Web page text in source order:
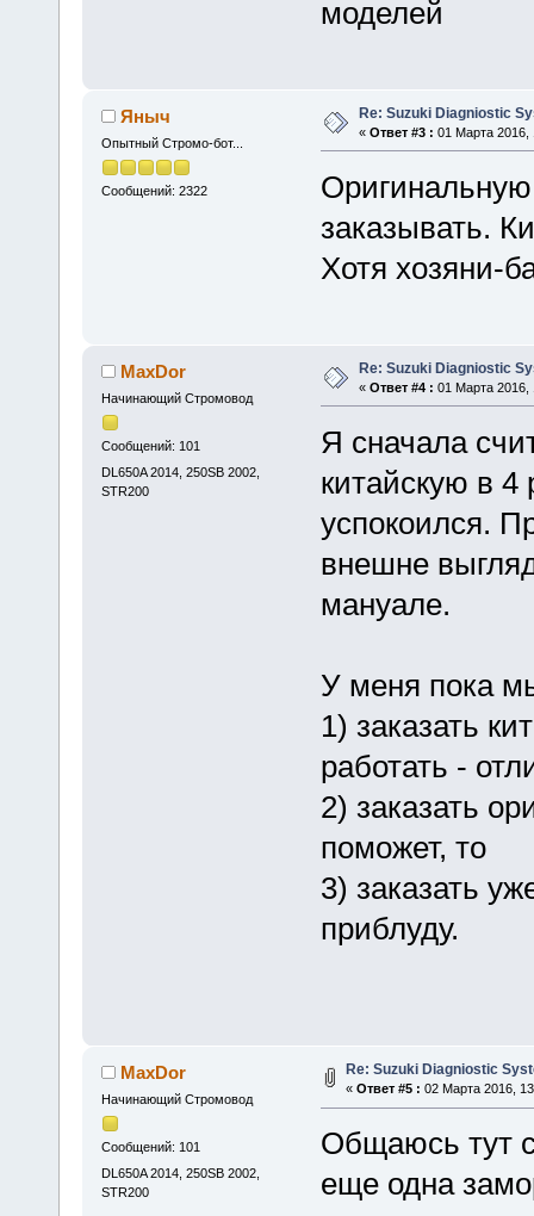
моделей
Яныч
Опытный Стромо-бот...
Сообщений: 2322
Re: Suzuki Diagniostic
« Ответ #3 : 01 Марта 2016,
заказывать.
Хотя хозяни-
MaxDor
Начинающий Стромовод
Сообщений: 101
DL650A 2014, 250SB 2002,
STR200
Re: Suzuki Diagniostic
« Ответ #4 : 01 Марта 2016,
Я сначала
китайскую в 4
успокоился.
внешне
мануале.
У меня пока
1) заказать
работать -
2) заказать
поможет, то
3) заказать
приблуду.
MaxDor
Начинающий Стромовод
Сообщений: 101
DL650A 2014, 250SB 2002,
STR200
Re: Suzuki Diagniostic
« Ответ #5 : 02 Марта 2016,
Общаюсь тут
еще одна